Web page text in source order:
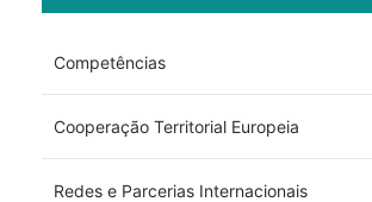
Competências
Cooperação Territorial Europeia
Redes e Parcerias Internacionais